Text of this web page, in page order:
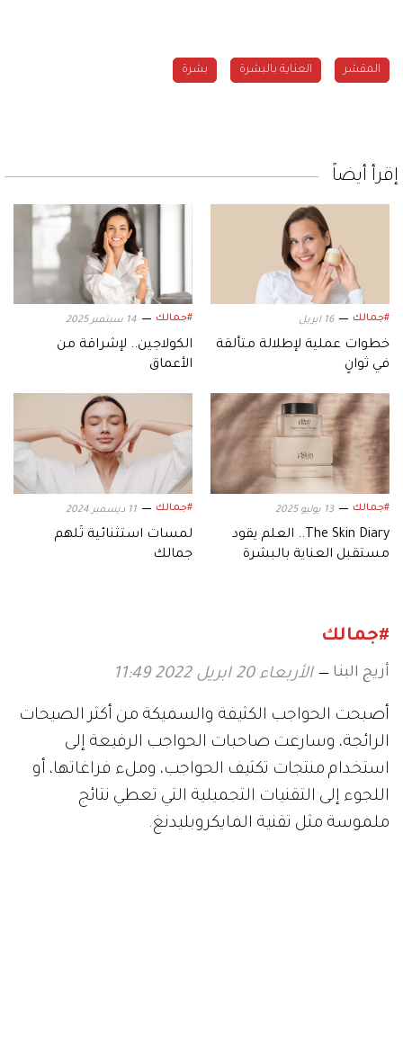
المقشر العناية بالبشرة بشرة
إقرأ أيضاً
#جمالك 16 ابريل
خطوات عملية لإطلالة متألقة
في ثوانٍ
#جمالك 14 سبتمبر 2025
الكولاجين.. لإشراقة من
الأعماق
#جمالك 13 يوليو 2025
The Skin Diary.. العلم يقود
مستقبل العناية بالبشرة
#جمالك 11 ديسمبر 2024
لمسات استثنائية تُلهم
جمالك
#جمالك
أريج البنا الأربعاء 20 ابريل 2022 11:49
أصبحت الحواجب الكثيفة والسميكة من أكثر الصيحات
الرائجة، وسارعت صاحبات الحواجب الرفيعة إلى
استخدام منتجات تكثيف الحواجب، وملء فراغاتها، أو
اللجوء إلى التقنيات التجميلية التي تعطي نتائج
ملموسة مثل تقنية المايكروبليدنغ.